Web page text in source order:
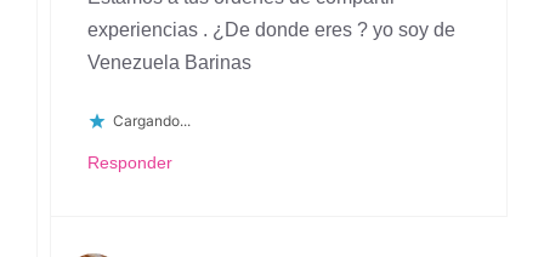
experiencias . ¿De donde eres ? yo soy de
Venezuela Barinas
Cargando...
Responder